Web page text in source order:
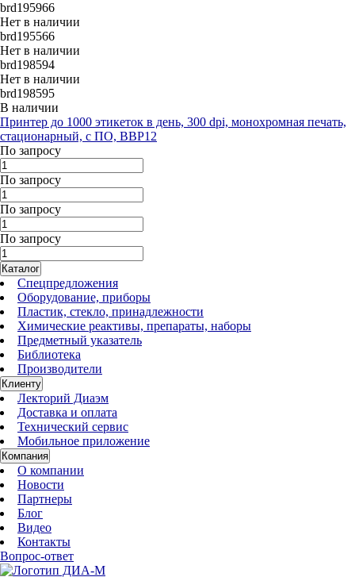
brd195966
Нет в наличии
brd195566
Нет в наличии
brd198594
Нет в наличии
brd198595
В наличии
Принтер до 1000 этикеток в день, 300 dpi, монохромная печать,
стационарный, с ПО, BBP12
По запросу
По запросу
По запросу
По запросу
Каталог
Спецпредложения
Оборудование, приборы
Пластик, стекло, принадлежности
Химические реактивы, препараты, наборы
Предметный указатель
Библиотека
Производители
Клиенту
Лекторий Диаэм
Доставка и оплата
Технический сервис
Мобильное приложение
Компания
О компании
Новости
Партнеры
Блог
Видео
Контакты
Вопрос-ответ